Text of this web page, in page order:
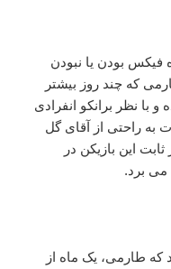
فیکس بودن یا نبودن
که چند روز بیشتر
نظر برانکو انفرادی
به راحتی از آقای گل
این بازیکن در
می برد.
که طارمی، یک ماه از